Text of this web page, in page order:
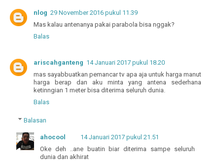
nlog 29 November 2016 pukul 11.39
Mas kalau antenanya pakai parabola bisa nggak?
Balas
ariscahganteng 14 Januari 2017 pukul 18.20
mas sayabbuatkan pemancar tv apa aja untuk harga manut
harga berap dan aku minta yang antena sederhana
ketinngian 1 meter bisa diterima seluruh dunia.
Balas
Balasan
ahocool
14 Januari 2017 pukul 21.51
Oke deh ..ane buatin biar diterima sampe seluruh
dunia dan akhirat